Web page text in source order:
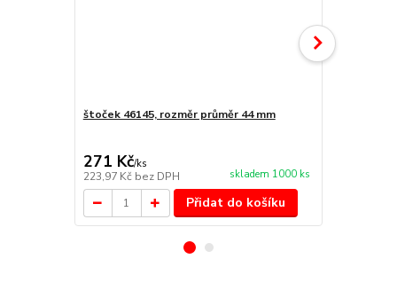
štoček 46145, rozměr průměr 44 mm
271 Kč/ks
223,97 Kč bez DPH skladem 1000 ks
Přidat do košíku